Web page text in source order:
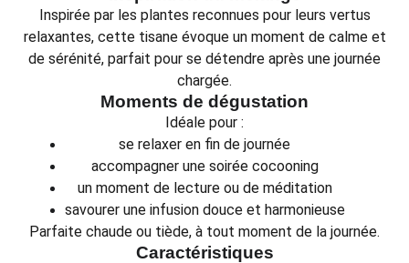
Inspirée par les plantes reconnues pour leurs vertus
relaxantes, cette tisane évoque un moment de calme et
de sérénité, parfait pour se détendre après une journée
chargée.
Moments de dégustation
Idéale pour :
se relaxer en fin de journée
accompagner une soirée cocooning
un moment de lecture ou de méditation
savourer une infusion douce et harmonieuse
Parfaite chaude ou tiède, à tout moment de la journée.
Caractéristiques